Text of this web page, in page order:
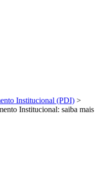
Institucional (PDI) >
Institucional: saiba mais